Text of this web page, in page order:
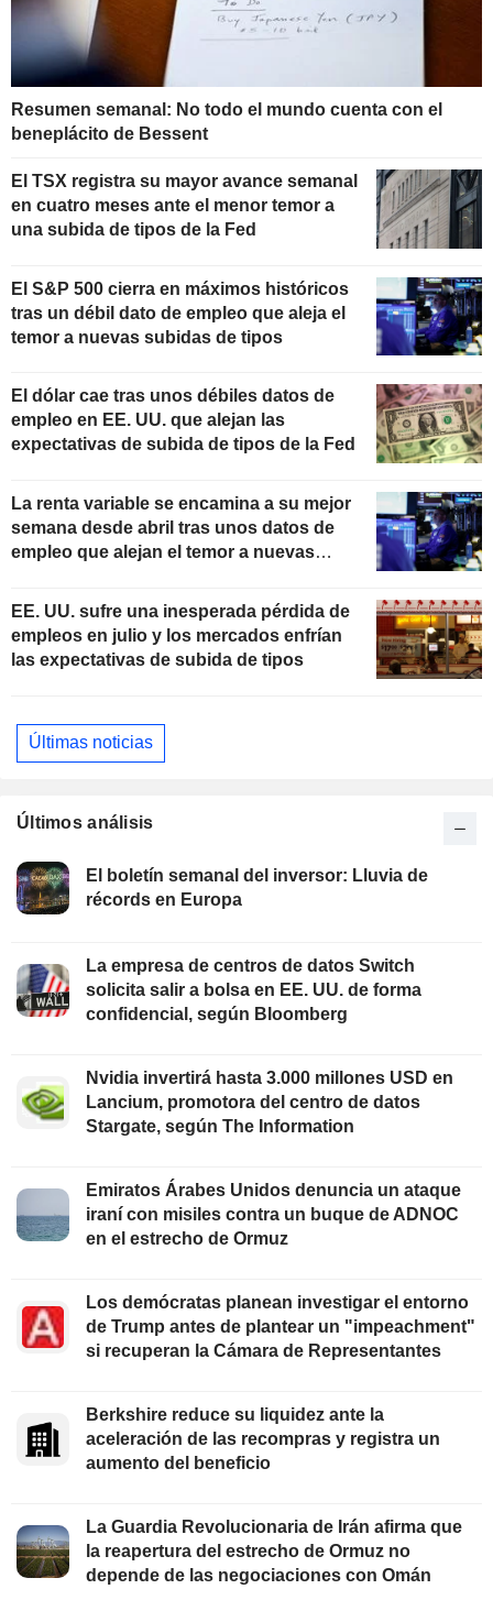
Resumen semanal: No todo el mundo cuenta con el
beneplácito de Bessent
El TSX registra su mayor avance semanal
en cuatro meses ante el menor temor a
una subida de tipos de la Fed
El S&P 500 cierra en máximos históricos
tras un débil dato de empleo que aleja el
temor a nuevas subidas de tipos
El dólar cae tras unos débiles datos de
empleo en EE. UU. que alejan las
expectativas de subida de tipos de la Fed
La renta variable se encamina a su mejor
semana desde abril tras unos datos de
empleo que alejan el temor a nuevas
EE. UU. sufre una inesperada pérdida de
empleos en julio y los mercados enfrían
las expectativas de subida de tipos
Últimas noticias
Últimos análisis
El boletín semanal del inversor: Lluvia de
récords en Europa
La empresa de centros de datos Switch
solicita salir a bolsa en EE. UU. de forma
confidencial, según Bloomberg
Nvidia invertirá hasta 3.000 millones USD en
Lancium, promotora del centro de datos
Stargate, según The Information
Emiratos Árabes Unidos denuncia un ataque
iraní con misiles contra un buque de ADNOC
en el estrecho de Ormuz
Los demócratas planean investigar el entorno
de Trump antes de plantear un "impeachment"
si recuperan la Cámara de Representantes
Berkshire reduce su liquidez ante la
aceleración de las recompras y registra un
aumento del beneficio
La Guardia Revolucionaria de Irán afirma que
la reapertura del estrecho de Ormuz no
depende de las negociaciones con Omán